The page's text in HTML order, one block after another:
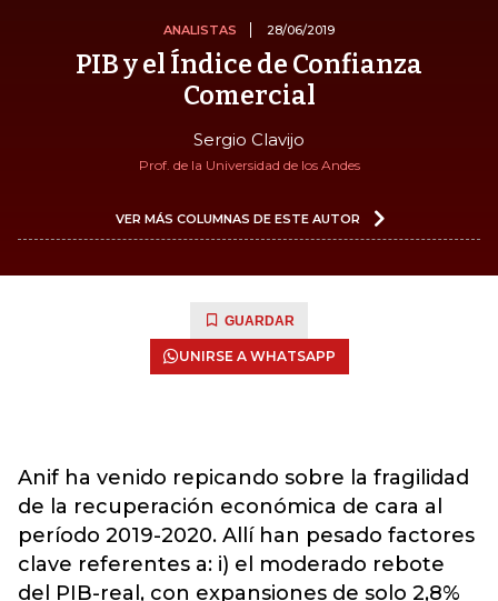
ANALISTAS 28/06/2019
PIB y el Índice de Confianza
Comercial
Sergio Clavijo
Prof. de la Universidad de los Andes
VER MÁS COLUMNAS DE ESTE AUTOR
GUARDAR
UNIRSE A WHATSAPP
Anif ha venido repicando sobre la fragilidad
de la recuperación económica de cara al
período 2019-2020. Allí han pesado factores
clave referentes a: i) el moderado rebote
del PIB-real, con expansiones de solo 2,8%